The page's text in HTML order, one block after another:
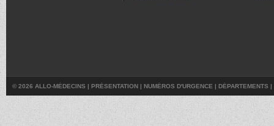
© 2026 ALLO-MÉDECINS | PRÉSENTATION | NUMÉROS D'URGENCE | DÉPARTEMENTS |